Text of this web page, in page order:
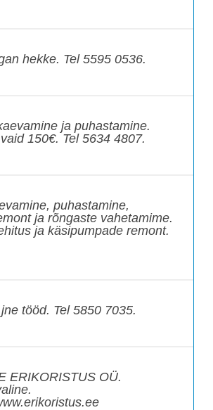
hekke. Tel 5595 0536.
ja puhastamine.
150€. Tel 5634 4807.
puhastamine,
ja rõngaste vahetamime.
ja käsipumpade remont.
tööd. Tel 5850 7035.
ERIKORISTUS OÜ.